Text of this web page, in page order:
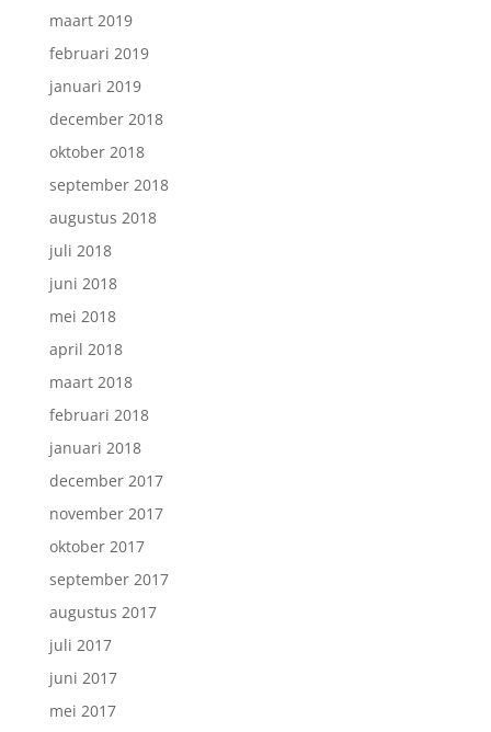
maart 2019
februari 2019
januari 2019
december 2018
oktober 2018
september 2018
augustus 2018
juli 2018
juni 2018
mei 2018
april 2018
maart 2018
februari 2018
januari 2018
december 2017
november 2017
oktober 2017
september 2017
augustus 2017
juli 2017
juni 2017
mei 2017